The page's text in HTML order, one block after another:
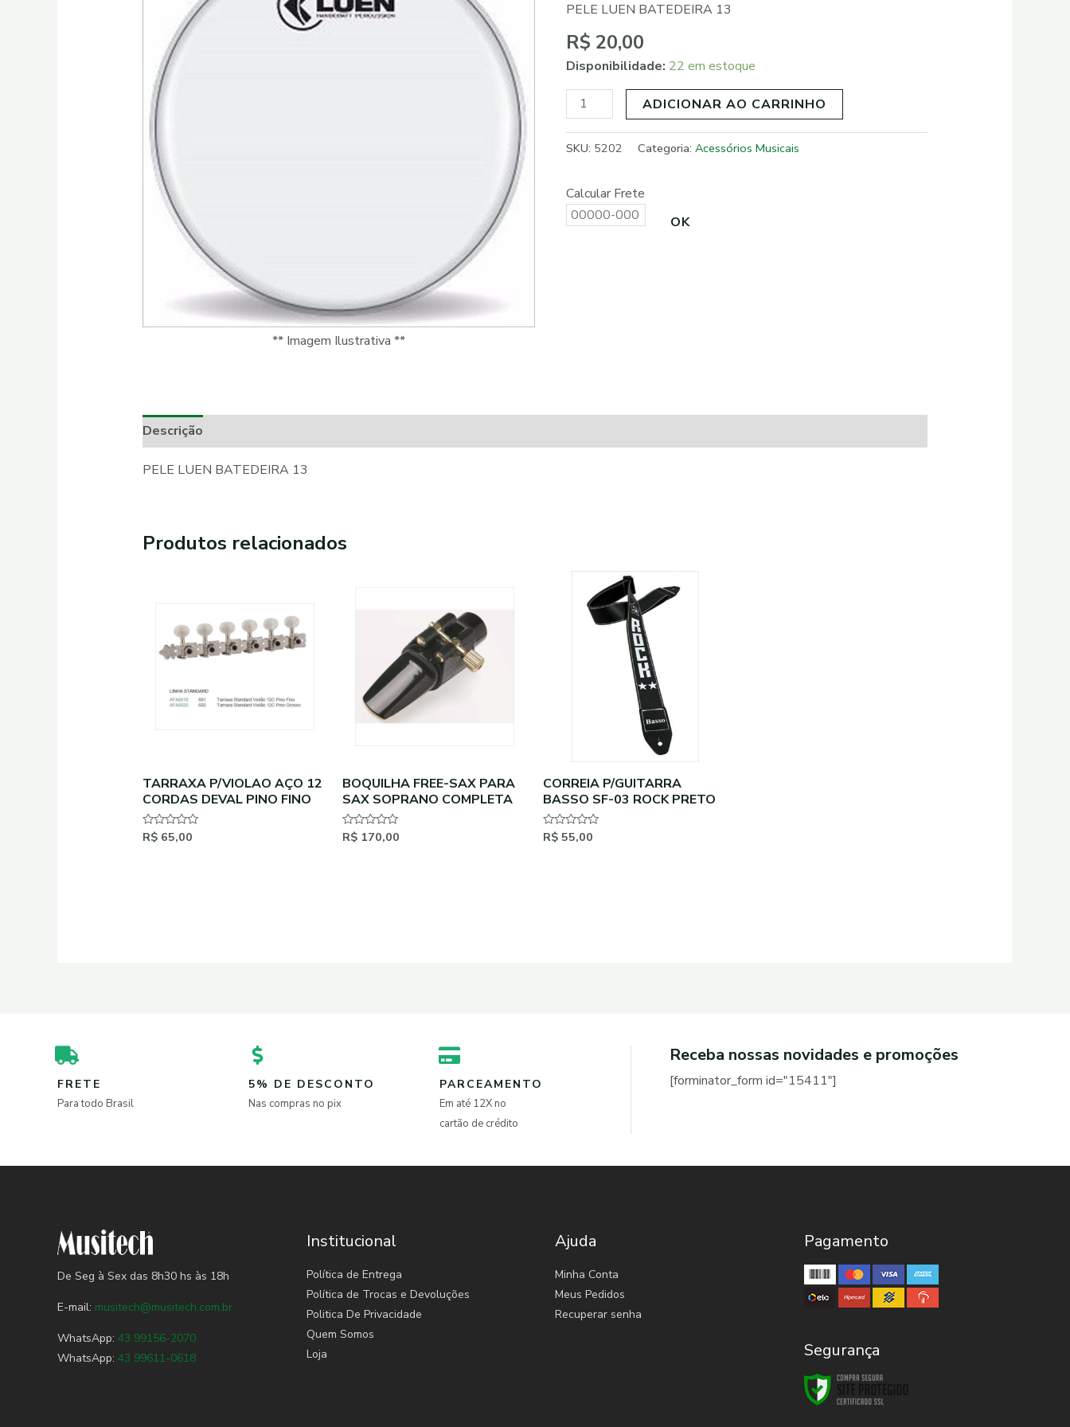
** Imagem Ilustrativa **
PELE LUEN BATEDEIRA 13
R$ 20,00
Disponibilidade: 22 em estoque
ADICIONAR AO CARRINHO
SKU: 5202 Categoria:Acessórios Musicais
Calcular Frete
OK
Descrição
PELE LUEN BATEDEIRA 13
Produtos relacionados
TARRAXA P/VIOLAO AÇO 12
CORDAS DEVAL PINO FINO
Avaliação
R$65,00
BOQUILHA FREE-SAX PARA
SAX SOPRANO COMPLETA
Avaliação
R$ 170,00
CORREIA P/GUITARRA
BASSO SF-03 ROCK PRETO
Avaliação
R$ 55,00
FRETE
Para todo Brasil
5% DE DESCONTO
Nas compras no pix
PARCEAMENTO
Em até 12X no
cartão de crédito
Receba nossas novidades e promoções
[forminator_form id="15411"]
De Seg à Sex das 8h30 hs às 18h
E-mail: musitech@musitech.com.br
WhatsApp: 43 99156-2070
WhatsApp: 43 99611-0618
Institucional
Política de Entrega
Política de Trocas e Devoluções
Politica De Privacidade
Quem Somos
Loja
Ajuda
Minha Conta
Meus Pedidos
Recuperar senha
Pagamento
Segurança